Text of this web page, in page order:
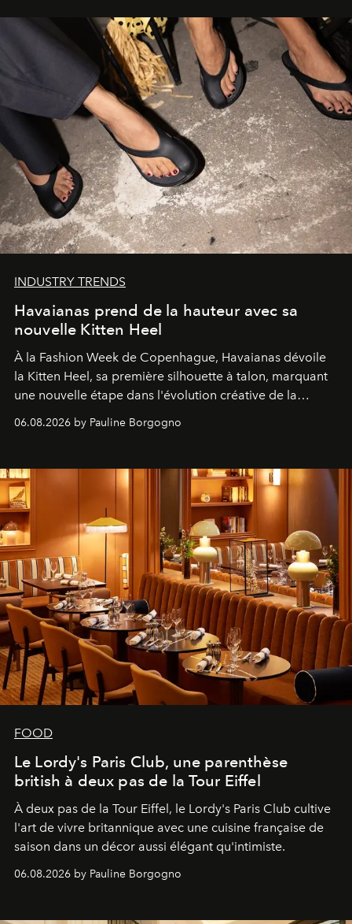
INDUSTRY TRENDS
Havaianas prend de la hauteur avec sa
nouvelle Kitten Heel
À la Fashion Week de Copenhague, Havaianas dévoile
la Kitten Heel, sa première silhouette à talon, marquant
une nouvelle étape dans l'évolution créative de la
06.08.2026 by Pauline Borgogno
FOOD
Le Lordy's Paris Club, une parenthèse
british à deux pas de la Tour Eiffel
À deux pas de la Tour Eiffel, le Lordy's Paris Club cultive
l'art de vivre britannique avec une cuisine française de
saison dans un décor aussi élégant qu'intimiste.
06.08.2026 by Pauline Borgogno